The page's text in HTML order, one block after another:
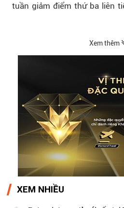
tuần giảm điểm thứ ba liên
Xem thêm
XEM NHIỀU